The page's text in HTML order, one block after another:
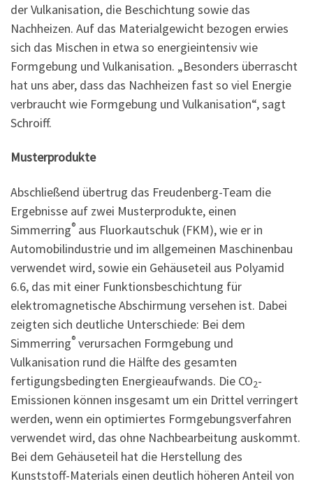
der Vulkanisation, die Beschichtung sowie das
Nachheizen. Auf das Materialgewicht bezogen erwies
sich das Mischen in etwa so energieintensiv wie
Formgebung und Vulkanisation. „Besonders überrascht
hat uns aber, dass das Nachheizen fast so viel Energie
verbraucht wie Formgebung und Vulkanisation“, sagt
Schroiff.
Musterprodukte
Abschließend übertrug das Freudenberg-Team die
Ergebnisse auf zwei Musterprodukte, einen
Simmerring® aus Fluorkautschuk (FKM), wie er in
Automobilindustrie und im allgemeinen Maschinenbau
verwendet wird, sowie ein Gehäuseteil aus Polyamid
6.6, das mit einer Funktionsbeschichtung für
elektromagnetische Abschirmung versehen ist. Dabei
zeigten sich deutliche Unterschiede: Bei dem
Simmerring® verursachen Formgebung und
Vulkanisation rund die Hälfte des gesamten
fertigungsbedingten Energieaufwands. Die CO2-
Emissionen können insgesamt um ein Drittel verringert
werden, wenn ein optimiertes Formgebungsverfahren
verwendet wird, das ohne Nachbearbeitung auskommt.
Bei dem Gehäuseteil hat die Herstellung des
Kunststoff-Materials einen deutlich höheren Anteil von